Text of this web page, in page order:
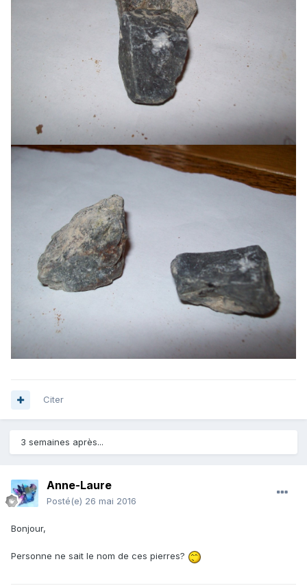
Citer
3 semaines après...
Anne-Laure
Posté(e) 26 mai 2016
Bonjour,
Personne ne sait le nom de ces pierres?